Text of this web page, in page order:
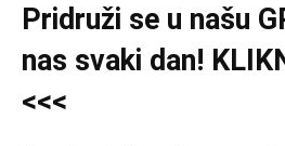
Pridruži se u našu
nas svaki dan!
<<<